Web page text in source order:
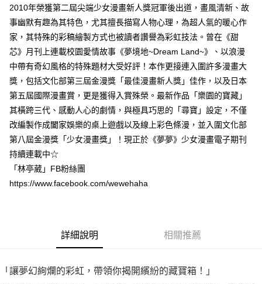
ATM／網路銀行／等多元方式進行付款，方視為交易完成。
※ 請注意：結帳手續完成當下不需立刻繳費，但若您需要取消訂單，請聯絡
購買商品的店家。未經商家同意取消之訂單仍視為有效，需透過AFTEE先享
後付繳納相關費用。
※ 交易是否成功請以「AFTEE先享後付 」之結帳頁面顯示為準，若有關於
是否繳費成功／繳費後需取消欲退款等相關疑問，請聯繫「AFTEE先享後付
【注意事項】
１．透過由恩沛科技股份有限公司提供之「AFTEE先享後付」服務完成之交
易，需依本服務之必要範圍內提供個人資料，並將交易相關給付款項請求債
權轉讓予恩沛科技股份有限公司。
２．關於個人資料處理事宜，請瀏覽以下網址：
３．未成年的使用者請事先徵得法定代理人或監護人之同意方可使用
「AFTEE先享後付」，若未經同意申辦者引起之損失，本公司不負相關責
任。
４．使用「AFTEE先享後付」時，將依據個別帳號之用戶狀況，依本公司即
恩沛科技股份有限公司將有權停止該用戶之使用額度並採取法律行動。
每筆NT$80，滿NT$500(含以上)免運費
付款後萊爾富取貨
每筆NT$80，滿NT$500(含以上)免運費
7-11取貨付款
每筆NT$80，滿NT$500(含以上)免運費
付款後7-11取貨
每筆NT$80，滿NT$500(含以上)免運費
宅配
每筆NT$100，滿NT$800(含以上)免運費
2010年榮獲第二屆尖端少女漫畫新人獎冠軍後出道，畫風清新、故
事幽默有趣為其特色，尤其擅長描寫人物心理，為超人氣的暖心作
家，其特殊的彩稿繪製方式也被讀者讚譽為彩虹技法。曾在《甜
芯》月刊上連載校園愛情故事《夢境地~Dream Land~》、以浪漫
中帶有奇幻風格的特殊題材大受好評！本作更接連入圍許多漫畫大
獎，包括文化部第三屆金漫獎「最佳漫畫新人獎」佳作，以及日本
第五屆國際漫畫賞，更是獲得入賞殊榮。最新作品「樂園的寶藏」
其橫跨三代、感動人心的劇情，與極具巧思的「尋寶」設定，不僅
改編製作成闔家娛樂的桌上遊戲以及線上彩色條漫，並入圍文化部
第八屆金漫獎「少女漫畫獎」！現正於《夢夢》少女漫畫電子期刊
持續連載中☆
「林亭葳」FB粉絲團
https://www.facebook.com/wewehaha
詳細說明 相關推薦
「讓夢幻絢爛的彩虹，帶領你揭開繽紛的藏寶箱！」